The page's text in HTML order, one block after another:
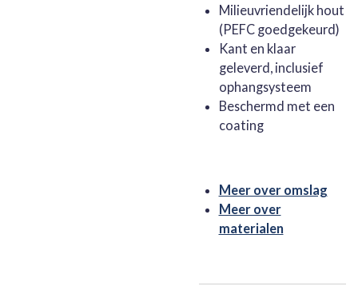
Milieuvriendelijk hout
(PEFC goedgekeurd)
Kant en klaar
geleverd, inclusief
ophangsysteem
Beschermd met een
coating
Meer over omslag
Meer over
materialen